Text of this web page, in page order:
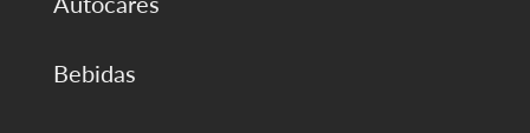
Bebidas